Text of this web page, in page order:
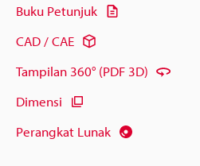
Buku Petunjuk
CAD / CAE
Tampilan 360° (PDF 3D)
Dimensi
Perangkat Lunak